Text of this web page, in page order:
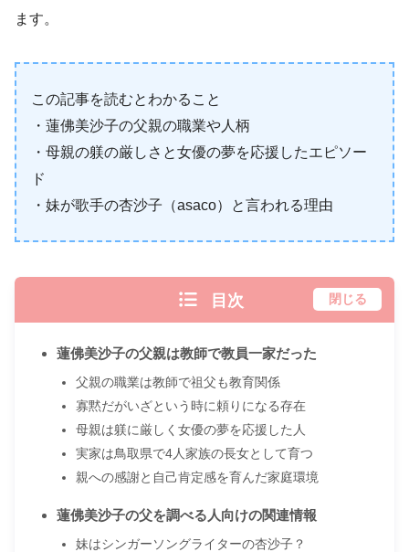
ます。
この記事を読むとわかること
・蓮佛美沙子の父親の職業や人柄
・母親の躾の厳しさと女優の夢を応援したエピソー
ド
・妹が歌手の杏沙子（asaco）と言われる理由
目次 閉じる
蓮佛美沙子の父親は教師で教員一家だった
父親の職業は教師で祖父も教育関係
寡黙だがいざという時に頼りになる存在
母親は躾に厳しく女優の夢を応援した人
実家は鳥取県で4人家族の長女として育つ
親への感謝と自己肯定感を育んだ家庭環境
蓮佛美沙子の父を調べる人向けの関連情報
妹はシンガーソングライターの杏沙子？